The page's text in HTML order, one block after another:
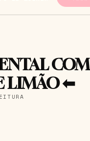
COM
LIMÃO ⬅